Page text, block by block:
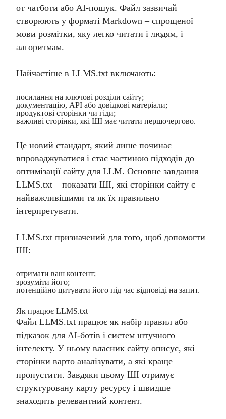
от чатботи або AI-пошук. Файл зазвичай
створюють у форматі Markdown – спрощеної
мови розмітки, яку легко читати і людям, і
алгоритмам.
Найчастіше в LLMS.txt включають:
посилання на ключові розділи сайту;
документацію, API або довідкові матеріали;
продуктові сторінки чи гіди;
важливі сторінки, які ШІ має читати першочергово.
Це новий стандарт, який лише починає
впроваджуватися і стає частиною підходів до
оптимізації сайту для LLM. Основне завдання
LLMS.txt – показати ШІ, які сторінки сайту є
найважливішими та як їх правильно
інтерпретувати.
LLMS.txt призначений для того, щоб допомогти
ШІ:
отримати ваш контент;
зрозуміти його;
потенційно цитувати його під час відповіді на запит.
Як працює LLMS.txt
Файл LLMS.txt працює як набір правил або
підказок для AI-ботів і систем штучного
інтелекту. У ньому власник сайту описує, які
сторінки варто аналізувати, а які краще
пропустити. Завдяки цьому ШІ отримує
структуровану карту ресурсу і швидше
знаходить релевантний контент.